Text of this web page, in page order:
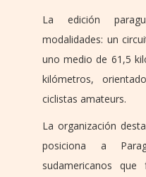
La edición
modalidades: un
uno medio de 61,5
kilómetros,
ciclistas amateurs.
La organización
posiciona a
sudamericanos